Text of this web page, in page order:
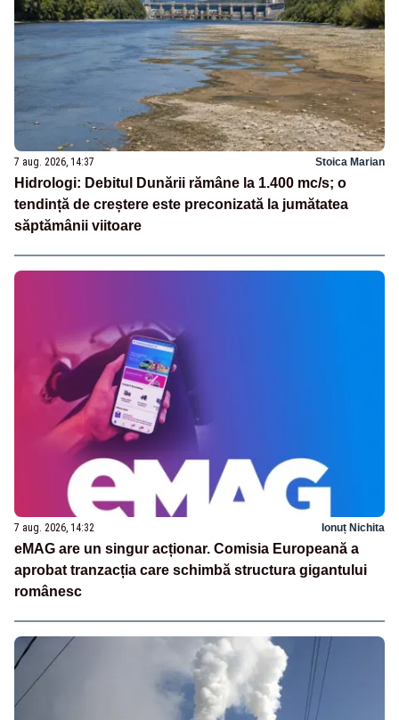
7 aug. 2026, 14:37 Stoica Marian
Hidrologi: Debitul Dunării rămâne la 1.400 mc/s; o
tendință de creștere este preconizată la jumătatea
săptămânii viitoare
7 aug. 2026, 14:32 Ionuț Nichita
eMAG are un singur acționar. Comisia Europeană a
aprobat tranzacția care schimbă structura gigantului
românesc